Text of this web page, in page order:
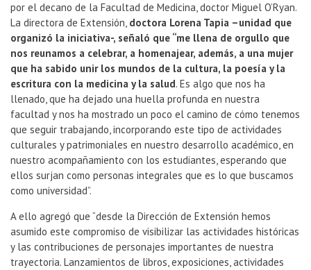
por el decano de la Facultad de Medicina, doctor Miguel O’Ryan.
La directora de Extensión, doctora Lorena Tapia –unidad que
organizó la iniciativa-, señaló que “me llena de orgullo que
nos reunamos a celebrar, a homenajear, además, a una mujer
que ha sabido unir los mundos de la cultura, la poesía y la
escritura con la medicina y la salud. Es algo que nos ha
llenado, que ha dejado una huella profunda en nuestra
facultad y nos ha mostrado un poco el camino de cómo tenemos
que seguir trabajando, incorporando este tipo de actividades
culturales y patrimoniales en nuestro desarrollo académico, en
nuestro acompañamiento con los estudiantes, esperando que
ellos surjan como personas integrales que es lo que buscamos
como universidad”.
A ello agregó que “desde la Dirección de Extensión hemos
asumido este compromiso de visibilizar las actividades históricas
y las contribuciones de personajes importantes de nuestra
trayectoria. Lanzamientos de libros, exposiciones, actividades